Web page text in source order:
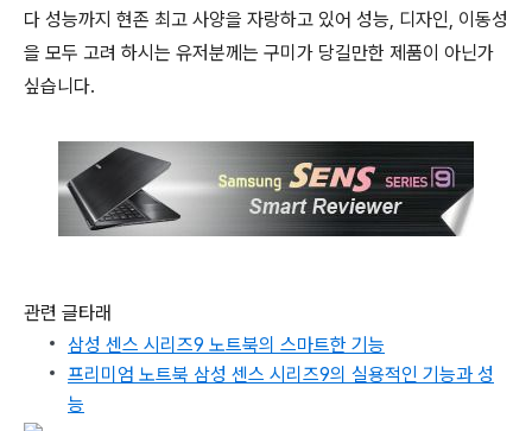
다 성능까지 현존 최고 사양을 자랑하고 있어 성능, 디자인, 이동성
을 모두 고려 하시는 유저분께는 구미가 당길만한 제품이 아닌가
싶습니다.
관련 글타래
삼성 센스 시리즈9 노트북의 스마트한 기능
프리미엄 노트북 삼성 센스 시리즈9의 실용적인 기능과 성
능